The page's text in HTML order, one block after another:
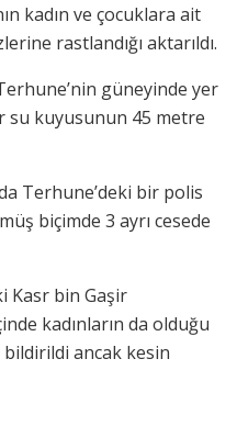
kadın ve çocuklara ait
rastlandığı aktarıldı.
güneyinde yer
su kuyusunun 45 metre
Terhune’deki bir polis
biçimde 3 ayrı cesede
Kasr bin Gaşir
kadınların da olduğu
ancak kesin